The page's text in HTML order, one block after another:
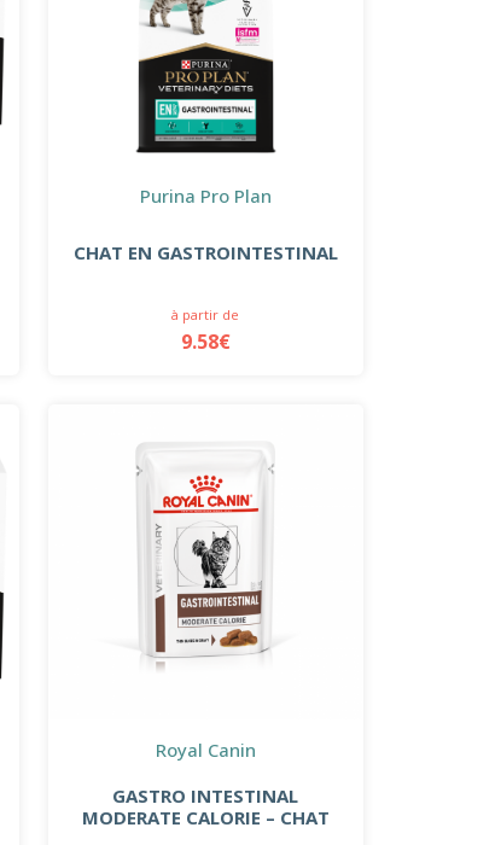
Purina Pro Plan
CHAT EN GASTROINTESTINAL
à partir de
9.58€
Royal Canin
GASTRO INTESTINAL
MODERATE CALORIE – CHAT